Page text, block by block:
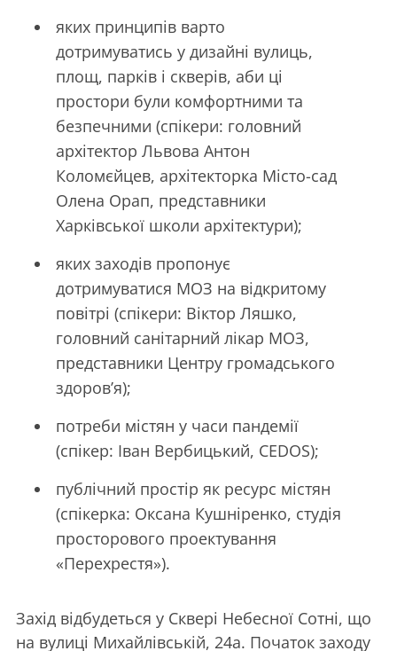
яких принципів варто
дотримуватись у дизайні вулиць,
площ, парків і скверів, аби ці
простори були комфортними та
безпечними (спікери: головний
архітектор Львова Антон
Коломєйцев, архітекторка Місто-сад
Олена Орап, представники
Харківської школи архітектури);
яких заходів пропонує
дотримуватися МОЗ на відкритому
повітрі (спікери: Віктор Ляшко,
головний санітарний лікар МОЗ,
представники Центру громадського
здоров’я);
потреби містян у часи пандемії
(спікер: Іван Вербицький, CEDOS);
публічний простір як ресурс містян
(спікерка: Оксана Кушніренко, студія
просторового проектування
«Перехрестя»).
Захід відбудеться у Сквері Небесної Сотні, що
на вулиці Михайлівській, 24а. Початок заходу